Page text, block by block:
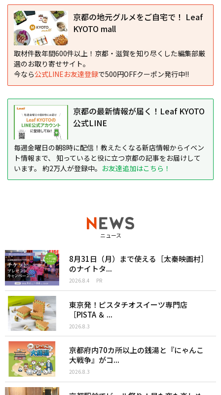
京都の地元グルメをご自宅で！ Leaf
KYOTO mall
取材件数年間600件以上！京都・滋賀を知り尽くした編集部厳
選のお取り寄せサイト。
今なら公式LINEお友達登録で500円OFFクーポン発行中!!
京都の最新情報が届く！Leaf KYOTO
公式LINE
毎週金曜日の朝8時に配信！教えたくなる新店情報からイベン
ト情報まで、 知っていると役に立つ京都の記事をお届けして
います。 約2万人が登録中。 お友達追加はこちら！
ニュース
8月31日（月）まで使える［太秦映画村］
のナイトタ...
2026.8.4 PR
東京発！ピスタチオスイーツ専門店
［PISTA ＆ ...
2026.8.3
京都府内70カ所以上の銭湯と『にゃんこ
大戦争』がコ...
2026.8.3